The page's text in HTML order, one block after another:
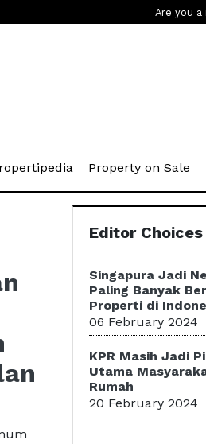
Are you a
(current)
Property on Sale
Editor Choices
Singapura Jadi
Paling Banyak
Properti di
06 February 2024
KPR Masih Jadi
Utama
Rumah
20 February 2024